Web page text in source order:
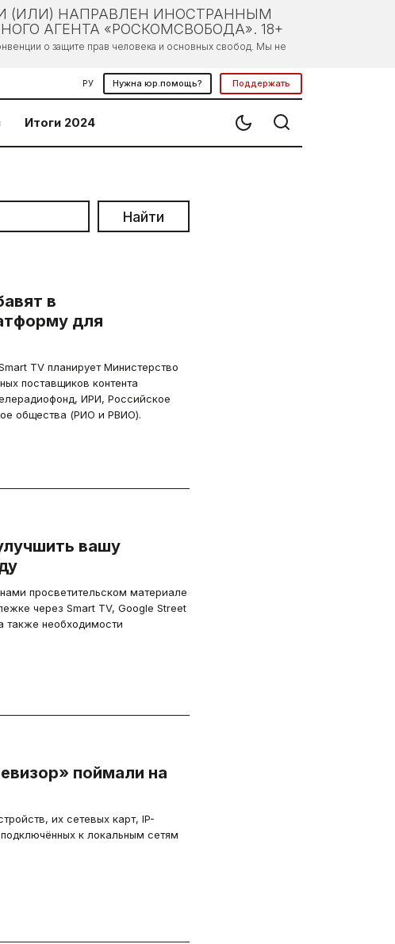
(ИЛИ) НАПРАВЛЕН ИНОСТРАННЫМ
АГЕНТА «РОСКОМСВОБОДА». 18+
о защите прав человека и основных свобод. Мы не
РУ Нужна юр.помощь? Поддержать
Итоги 2024
Найти
в
для
TV планирует Министерство
поставщиков контента
ИРИ, Российское
общества (РИО и РВИО).
вашу
просветительском материале
через Smart TV, Google Street
также необходимости
поймали на
их сетевых карт, IP-
к локальным сетям